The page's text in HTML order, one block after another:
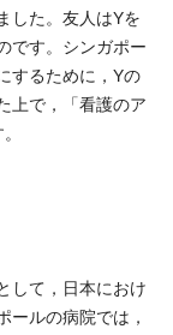
した。友人はYを
です。シンガポー
するために，Yの
上で，「看護のア
して，日本におけ
ールの病院では，